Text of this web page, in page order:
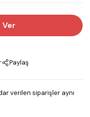
Ver
Paylaş
verilen siparişler aynı